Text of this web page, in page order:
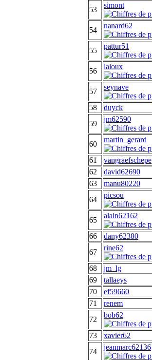
53
simont
54
nanard62
55
pattur51
56
laloux
57
seynave
58
duyck
59
jm62590
60
martin_gerard
61
vangraefschepe
62
david62690
63
manu80220
64
picsou
65
alain62162
66
dany62380
67
rine62
68
jm_lg
69
tallaeys
70
ef59660
71
renem
72
bob62
73
xavier62
74
jeanmarc62136